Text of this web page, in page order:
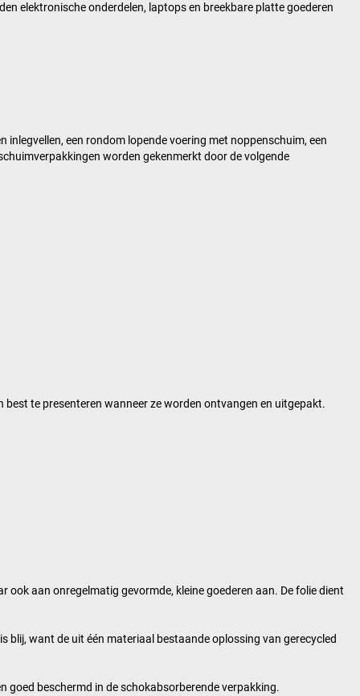
elektronische onderdelen, laptops en breekbare platte goederen
inlegvellen, een rondom lopende voering met noppenschuim, een
worden gekenmerkt door de volgende
te presenteren wanneer ze worden ontvangen en uitgepakt.
aan onregelmatig gevormde, kleine goederen aan. De folie dient
want de uit één materiaal bestaande oplossing van gerecycled
beschermd in de schokabsorberende verpakking.